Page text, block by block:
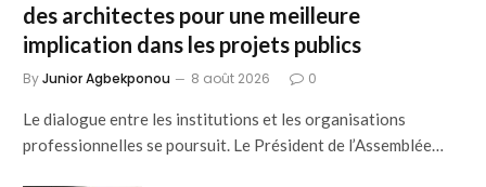
des architectes pour une meilleure
implication dans les projets publics
ByJunior Agbekponou 8 août 2026 0
Le dialogue entre les institutions et les organisations
professionnelles se poursuit. Le Président de l’Assemblée…